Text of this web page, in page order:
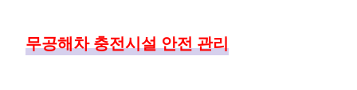
무공해차 충전시설 안전 관리